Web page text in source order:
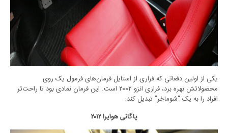
یکی از اولین دفعاتی که فراری از استایل فرمان‌های فرمول یک روی
محصولاتش بهره برد، فراری انزو ۲۰۰۲ است. این فرمان نمادی بود تا راحت‌تر
افراد را به یک “شوماخر” تبدیل کند.
پاگانی هوایرا ۲۰۱۲